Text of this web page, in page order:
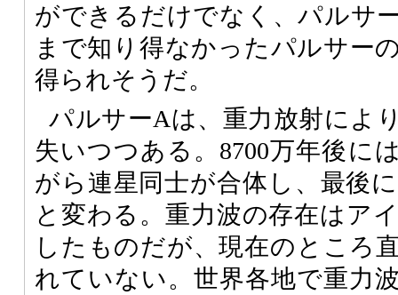
ができるだけでなく、パルサ
まで知り得なかったパルサー
得られそうだ。
パルサーAは、重力放射によ
失いつつある。8700万年後に
がら連星同士が合体し、最後
と変わる。重力波の存在はア
したものだが、現在のところ
れていない。世界各地で重力